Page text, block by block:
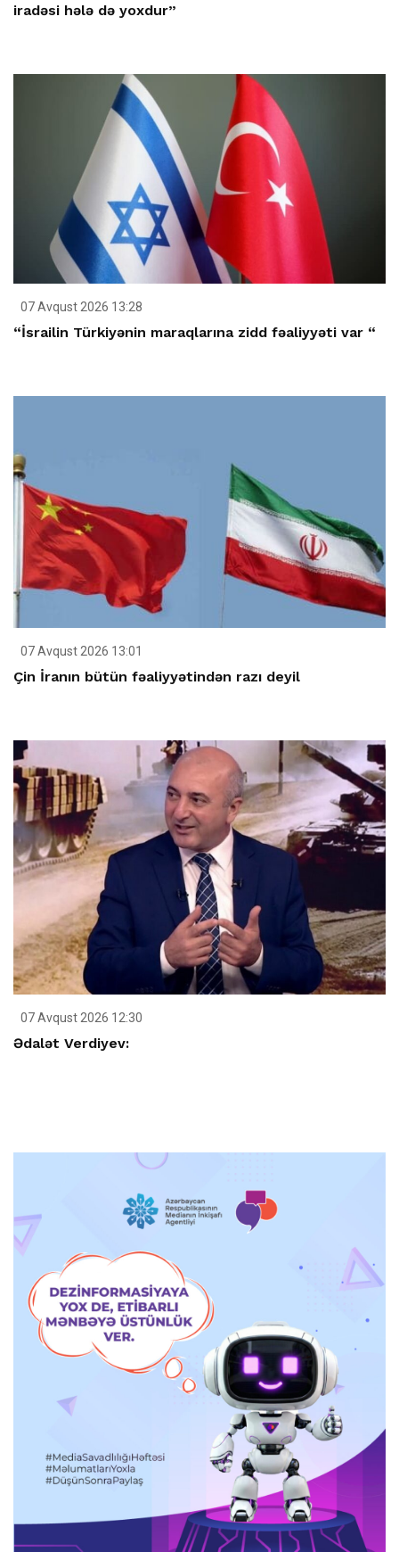
iradəsi hələ də yoxdur”
07 Avqust 2026 13:28
“İsrailin Türkiyənin maraqlarına zidd fəaliyyəti var “
07 Avqust 2026 13:01
Çin İranın bütün fəaliyyətindən razı deyil
07 Avqust 2026 12:30
Ədalət Verdiyev: